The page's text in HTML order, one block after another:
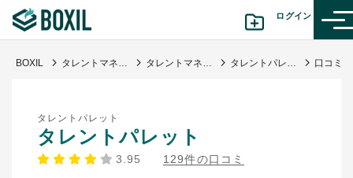
ログイン
診断から探す(β版)
BOXIL タレントマネジメントシステム比較25選 11月人気ランキングとおすすめ選び方 タレントマネジメントシステム タレントパレット
タレントパレット
タレントパレット
3.95 129件の口コミ